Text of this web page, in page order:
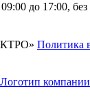
до 17:00, без
Политика